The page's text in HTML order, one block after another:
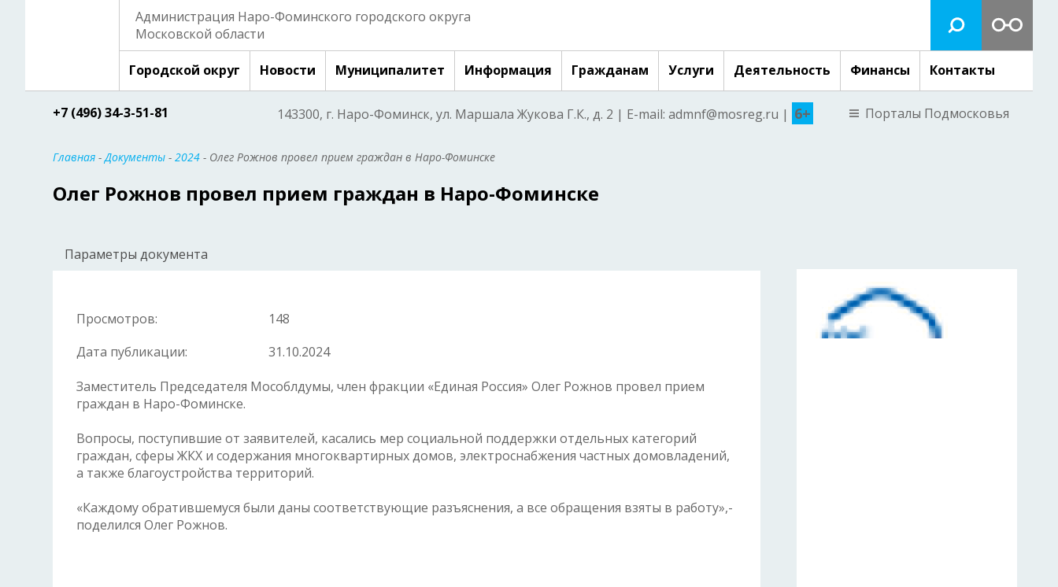
Администрация Наро-Фоминского городского округа
Московской области
Городской округ Новости Муниципалитет Информация Гражданам Услуги Деятельность Финансы Контакты
+7 (496) 34-3-51-81 143300, г. Наро-Фоминск, ул. Маршала Жукова Г.К., д. 2 | E-mail: admnf@mosreg.ru | 6+ Порталы Подмосковья
Главная -Документы - 2024 - Олег Рожнов провел прием граждан в Наро-Фоминске
Олег Рожнов провел прием граждан в Наро-Фоминске
Параметры документа
Просмотров:
148
Дата публикации:
31.10.2024
Заместитель Председателя Мособлдумы, член фракции «Единая Россия» Олег Рожнов провел прием
граждан в Наро-Фоминске.
Вопросы, поступившие от заявителей, касались мер социальной поддержки отдельных категорий
граждан, сферы ЖКХ и содержания многоквартирных домов, электроснабжения частных домовладений,
а также благоустройства территорий.
«Каждому обратившемуся были даны соответствующие разъяснения, а все обращения взяты в работу»,-
поделился Олег Рожнов.